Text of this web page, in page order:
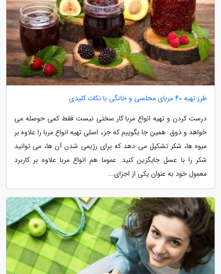
طرز تهیه 40 مربای مجلسی و خانگی با نکات کلیدی
درست کردن و تهیه انواع مربا کار سختی نیست فقط کمی حوصله می
خواهد و ذوق. همین جا بگوییم که جزء اصلی تهیه انواع مربا را علاوه بر
میوه ها، شکر تشکیل می دهد که برای رژیمی شدن آن ها، می توانید
شکر را با عسل جایگزین کنید. عموما هم انواع مربا علاوه بر کاربرد
معمول خود به عنوان یکی از اجزای...